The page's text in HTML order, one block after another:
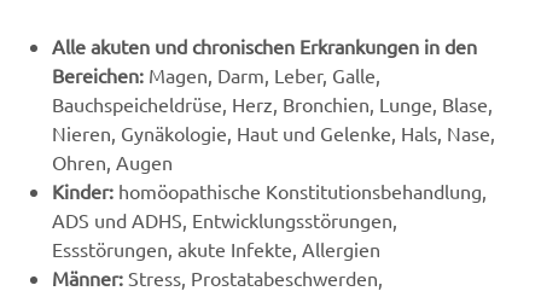
Alle akuten und chronischen Erkrankungen in den
Bereichen: Magen, Darm, Leber, Galle,
Bauchspeicheldrüse, Herz, Bronchien, Lunge, Blase,
Nieren, Gynäkologie, Haut und Gelenke, Hals, Nase,
Ohren, Augen
Kinder: homöopathische Konstitutionsbehandlung,
ADS und ADHS, Entwicklungsstörungen,
Essstörungen, akute Infekte, Allergien
Männer: Stress, Prostatabeschwerden,